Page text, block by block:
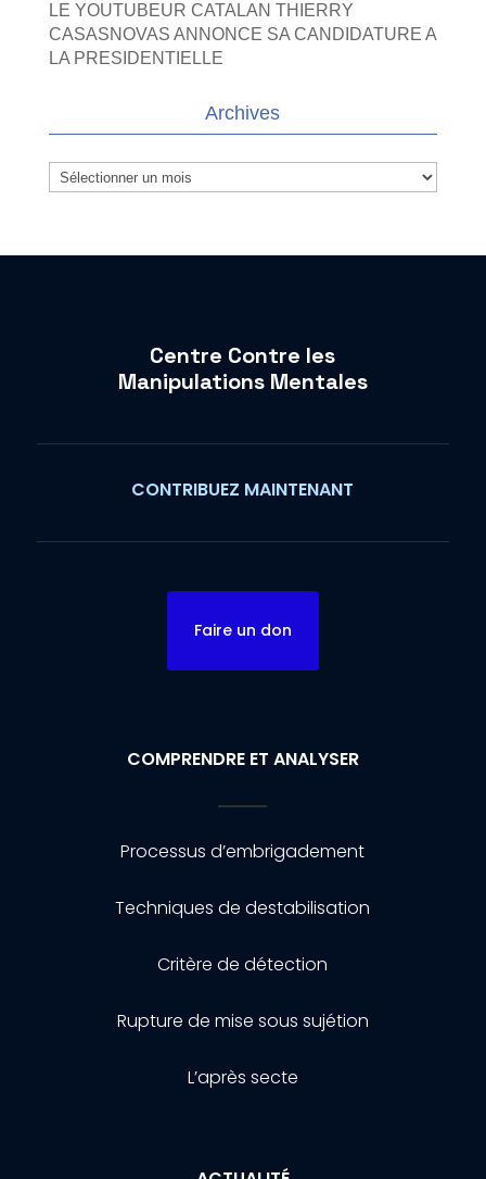
LE YOUTUBEUR CATALAN THIERRY
CASASNOVAS ANNONCE SA CANDIDATURE A
LA PRESIDENTIELLE
Archives
Archives
Centre Contre les
Manipulations Mentales
CONTRIBUEZ MAINTENANT
Faire un don
COMPRENDRE ET ANALYSER
Processus d’embrigadement
Techniques de destabilisation
Critère de détection
Rupture de mise sous sujétion
L’après secte